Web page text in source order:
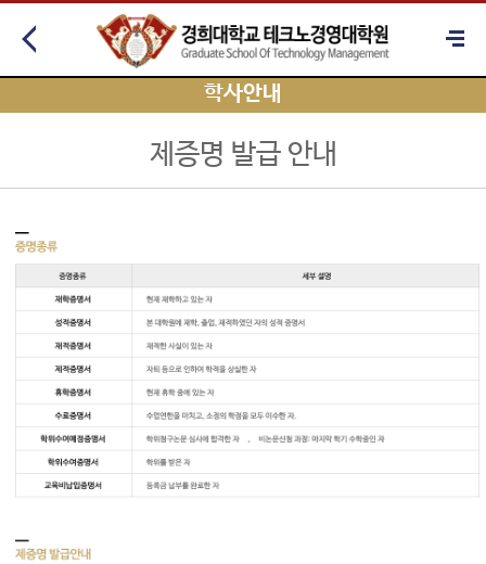
학사안내
제증명 발급 안내